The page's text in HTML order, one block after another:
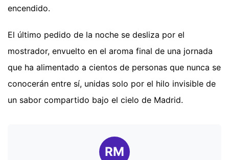
encendido.
El último pedido de la noche se desliza por el
mostrador, envuelto en el aroma final de una jornada
que ha alimentado a cientos de personas que nunca se
conocerán entre sí, unidas solo por el hilo invisible de
un sabor compartido bajo el cielo de Madrid.
RM